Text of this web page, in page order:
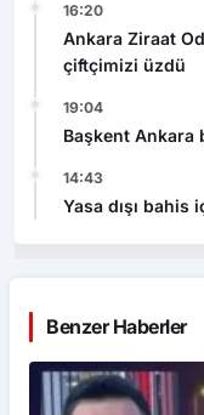
16:20
Ankara Ziraat
çiftçimizi üzdü
19:04
Başkent Ankara
14:43
Yasa dışı
Benzer Haberler